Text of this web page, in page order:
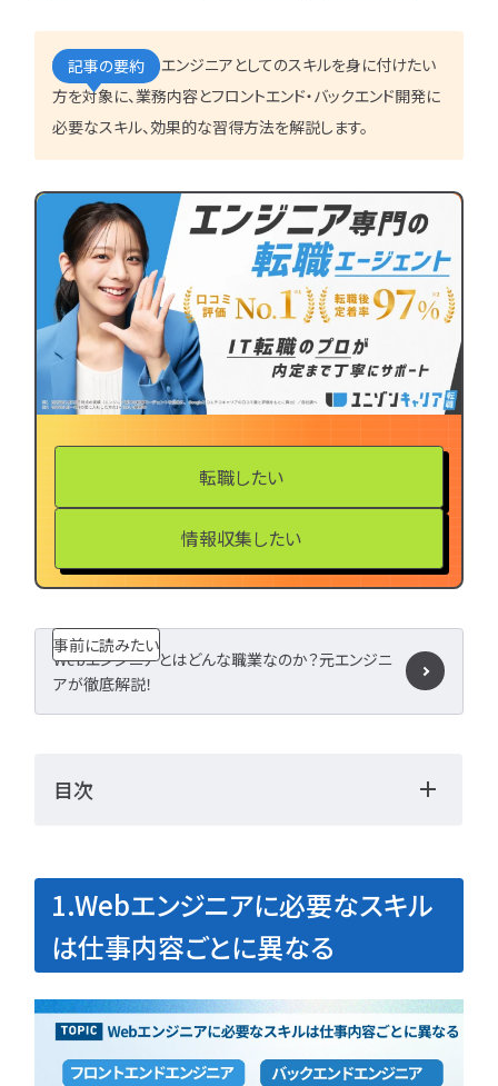
CompTIA
JCSQE
JSTQB
swift
CCST
AI
オラクルマスター
GCP
Azure
LPIC
LinuC
CCNA
スキルアップ
プロジェクト
炎上案
ホワイト企業
第二
転職失敗
成長
辞めたい
ランキング
経歴・学歴
ブラック
仕事内容
将来性・
とは
職種・種類
やめとけ
働き方
キャリアアップ
面接対策
タグ一覧
転職フェーズから探す
備
エンジニア転職
記事の要約
本記事ではWebエンジニアとしてのスキルを身に付けたい
方を対象に、業務内容とフロントエンド・バックエンド開発に
必要なスキル、効果的な習得方法を解説します。
転職したい
情報収集したい
事前に読みたい
Webエンジニアとはどんな職業なのか？元エンジニ
アが徹底解説！
目次
1.Webエンジニアに必要なスキル
は仕事内容ごとに異なる